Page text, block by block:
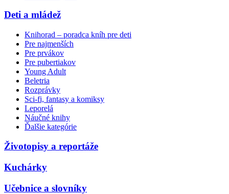
Deti a mládež
Knihorad – poradca kníh pre deti
Pre najmenších
Pre prvákov
Pre pubertiakov
Young Adult
Beletria
Rozprávky
Sci-fi, fantasy a komiksy
Leporelá
Náučné knihy
Ďalšie kategórie
Životopisy a reportáže
Kuchárky
Učebnice a slovníky